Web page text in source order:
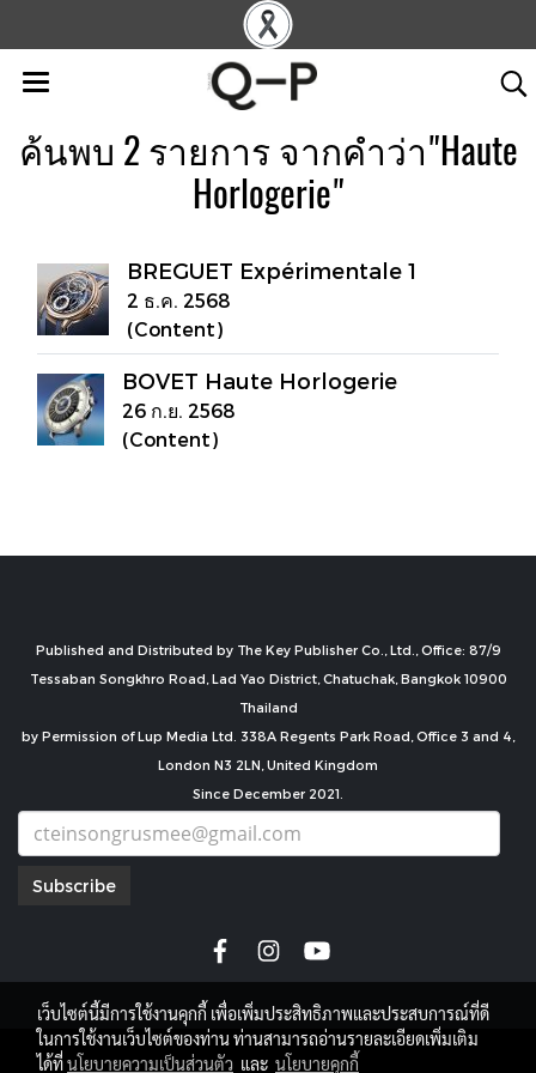
ค้นพบ 2 รายการ จากคำว่า"Haute
Horlogerie"
BREGUET Expérimentale 1
2 ธ.ค. 2568
(Content)
BOVET Haute Horlogerie
26 ก.ย. 2568
(Content)
Published and Distributed by The Key Publisher Co., Ltd., Office: 87/9
Tessaban Songkhro Road, Lad Yao District, Chatuchak, Bangkok 10900
Thailand
by Permission of Lup Media Ltd. 338A Regents Park Road, Office 3 and 4,
London N3 2LN, United Kingdom
Since December 2021.
Subscribe
copyright by
เว็บไซต์นี้มีการใช้งานคุกกี้ เพื่อเพิ่มประสิทธิภาพและประสบการณ์ที่ดี
ในการใช้งานเว็บไซต์ของท่าน ท่านสามารถอ่านรายละเอียดเพิ่มเติม
ได้ที่นโยบายความเป็นส่วนตัว และ นโยบายคุกกี้